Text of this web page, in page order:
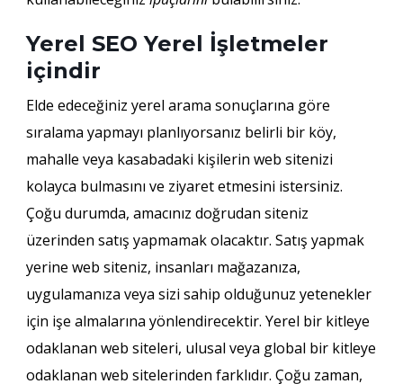
Yerel SEO Yerel İşletmeler
içindir
Elde edeceğiniz yerel arama sonuçlarına göre
sıralama yapmayı planlıyorsanız belirli bir köy,
mahalle veya kasabadaki kişilerin web sitenizi
kolayca bulmasını ve ziyaret etmesini istersiniz.
Çoğu durumda, amacınız doğrudan siteniz
üzerinden satış yapmamak olacaktır. Satış yapmak
yerine web siteniz, insanları mağazanıza,
uygulamanıza veya sizi sahip olduğunuz yetenekler
için işe almalarına yönlendirecektir. Yerel bir kitleye
odaklanan web siteleri, ulusal veya global bir kitleye
odaklanan web sitelerinden farklıdır. Çoğu zaman,